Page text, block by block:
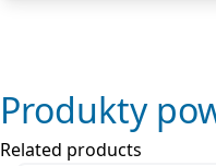
Produkty
Related products